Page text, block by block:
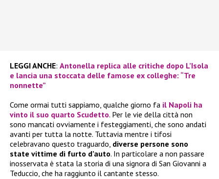
LEGGI ANCHE: Antonella replica alle critiche dopo L’Isola
e lancia una stoccata delle famose ex colleghe: “Tre
nonnette”
Come ormai tutti sappiamo, qualche giorno fa il Napoli ha
vinto il suo quarto Scudetto. Per le vie della città non
sono mancati ovviamente i festeggiamenti, che sono andati
avanti per tutta la notte. Tuttavia mentre i tifosi
celebravano questo traguardo, diverse persone sono
state vittime di furto d’auto. In particolare a non passare
inosservata è stata la storia di una signora di San Giovanni a
Teduccio, che ha raggiunto il cantante stesso.